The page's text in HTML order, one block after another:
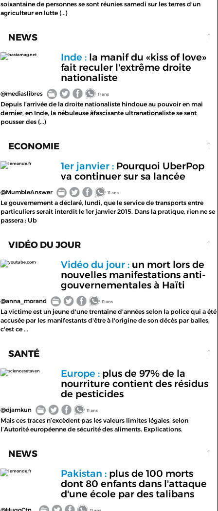
soixantaine de personnes se sont réunies samedi sur les terres d'un
agriculteur en lutte (...)
NEWS
bastamag.net Inde :la manif du «kiss of love»
fait reculer l'extrême droite
nationaliste
@mediaslibres 11 ans
Depuis l'arrivée de la droite nationaliste hindoue au pouvoir en mai
dernier, en Inde, la nébuleuse â­fascisante ultranationaliste se sent
pousser des (...)
ECONOMIE
lemonde.fr 1er janvier :Pourquoi UberPop
va continuer sur sa lancée
@MumbleAnswer 11 ans
Le gouvernement a déclaré, lundi, que le service de transports entre
particuliers serait interdit le 1er janvier 2015. Dans la pratique, rien ne se
passera : Ub
VIDÉO DU JOUR
youtube.com Vidéo du jour :un mort lors de
nouvelles manifestations anti-
gouvernementales à Haïti
@anna_morand 11 ans
La victime est un jeune d'une trentaine d'années selon la police qui a été
accusée par les manifestants d'être à l'origine de son décès par balles,
c'est ce ...
SANTÉ
sciencesetaven Europe :plus de 97% de la
nourriture contient des résidus
de pesticides
@djamkun 11 ans
Mais ces traces n’excèdent pas les valeurs limites légales, selon
l’Autorité européenne de sécurité des aliments. Explications.
NEWS
lemonde.fr Pakistan :plus de 100 morts
dont 80 enfants dans l'attaque
d'une école par des talibans